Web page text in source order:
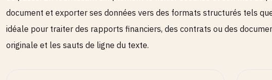
document et exporter ses données vers des formats structurés tels
idéale pour traiter des rapports financiers, des contrats ou des
originale et les sauts de ligne du texte.